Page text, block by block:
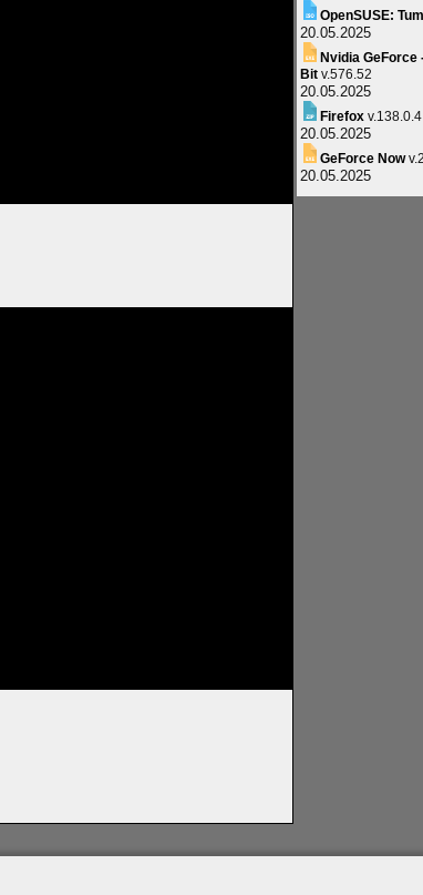
OpenSUSE:
20.05.2025
Nvidia GeForce
Bit v.576.52
20.05.2025
Firefox v.138.0.4
20.05.2025
GeForce Now
20.05.2025